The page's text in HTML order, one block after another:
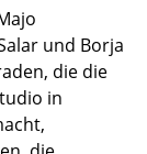
und Borja
die die
in